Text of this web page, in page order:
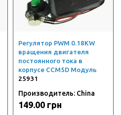
Регулятор PWM 0.18KW
вращения двигателя
постоянного тока в
корпусе CCM5D Модуль
25931
Производитель: China
149.00 грн